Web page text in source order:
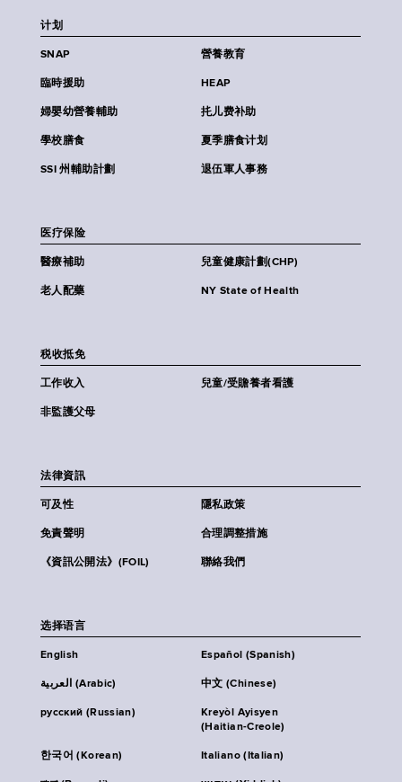
计划
SNAP 營養教育
臨時援助 HEAP
婦嬰幼營養輔助 扥儿费补助
學校膳食 夏季膳食计划
SSI 州輔助計劃 退伍軍人事務
医疗保险
醫療補助 兒童健康計劃(CHP)
老人配藥 NY State of Health
税收抵免
工作收入 兒童/受贍養者看護
非監護父母
法律資訊
可及性 隱私政策
免責聲明 合理調整措施
《資訊公開法》(FOIL) 聯絡我們
选择语言
English Español (Spanish)
العربية (Arabic) 中文 (Chinese)
русский (Russian)
Kreyòl Ayisyen
(Haitian-Creole)
한국어 (Korean) Italiano (Italian)